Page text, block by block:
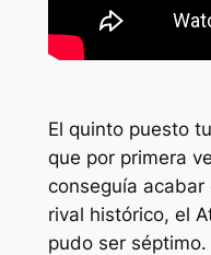
El quinto puesto
que por primera
conseguía
rival histórico, el
pudo ser